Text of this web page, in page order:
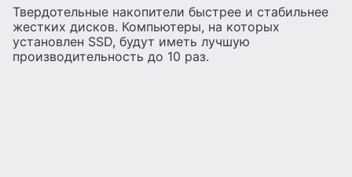
Твердотельные накопители быстрее и стабильнее
жестких дисков. Компьютеры, на которых
установлен SSD, будут иметь лучшую
производительность до 10 раз.